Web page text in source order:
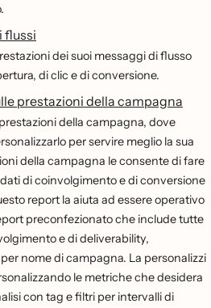
flussi
dei suoi messaggi di flusso
di clic e di conversione.
prestazioni della campagna
della campagna, dove
per servire meglio la sua
della campagna le consente di fare
di coinvolgimento e di conversione
report la aiuta ad essere operativo
preconfezionato che include tutte
e di deliverability,
nome di campagna. La personalizzi
le metriche che desidera
con tag e filtri per intervalli di